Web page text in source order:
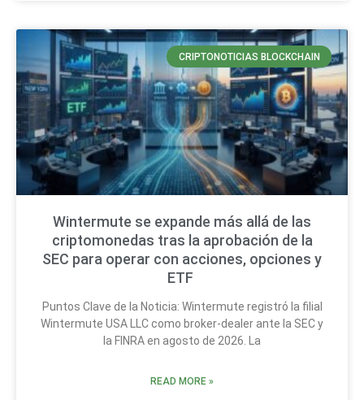
CRIPTONOTICIAS BLOCKCHAIN
Wintermute se expande más allá de las
criptomonedas tras la aprobación de la
SEC para operar con acciones, opciones y
ETF
Puntos Clave de la Noticia: Wintermute registró la filial
Wintermute USA LLC como broker-dealer ante la SEC y
la FINRA en agosto de 2026. La
READ MORE »